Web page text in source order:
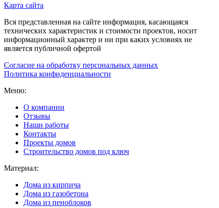
Карта сайта
Вся представленная на сайте информация, касающаяся
технических характеристик и стоимости проектов, носит
информационный характер и ни при каких условиях не
является публичной офертой
Согласие на обработку персональных данных
Политика конфиденциальности
Меню:
О компании
Отзывы
Наши работы
Контакты
Проекты домов
Строительство домов под ключ
Материал:
Дома из кирпича
Дома из газобетона
Дома из пеноблоков